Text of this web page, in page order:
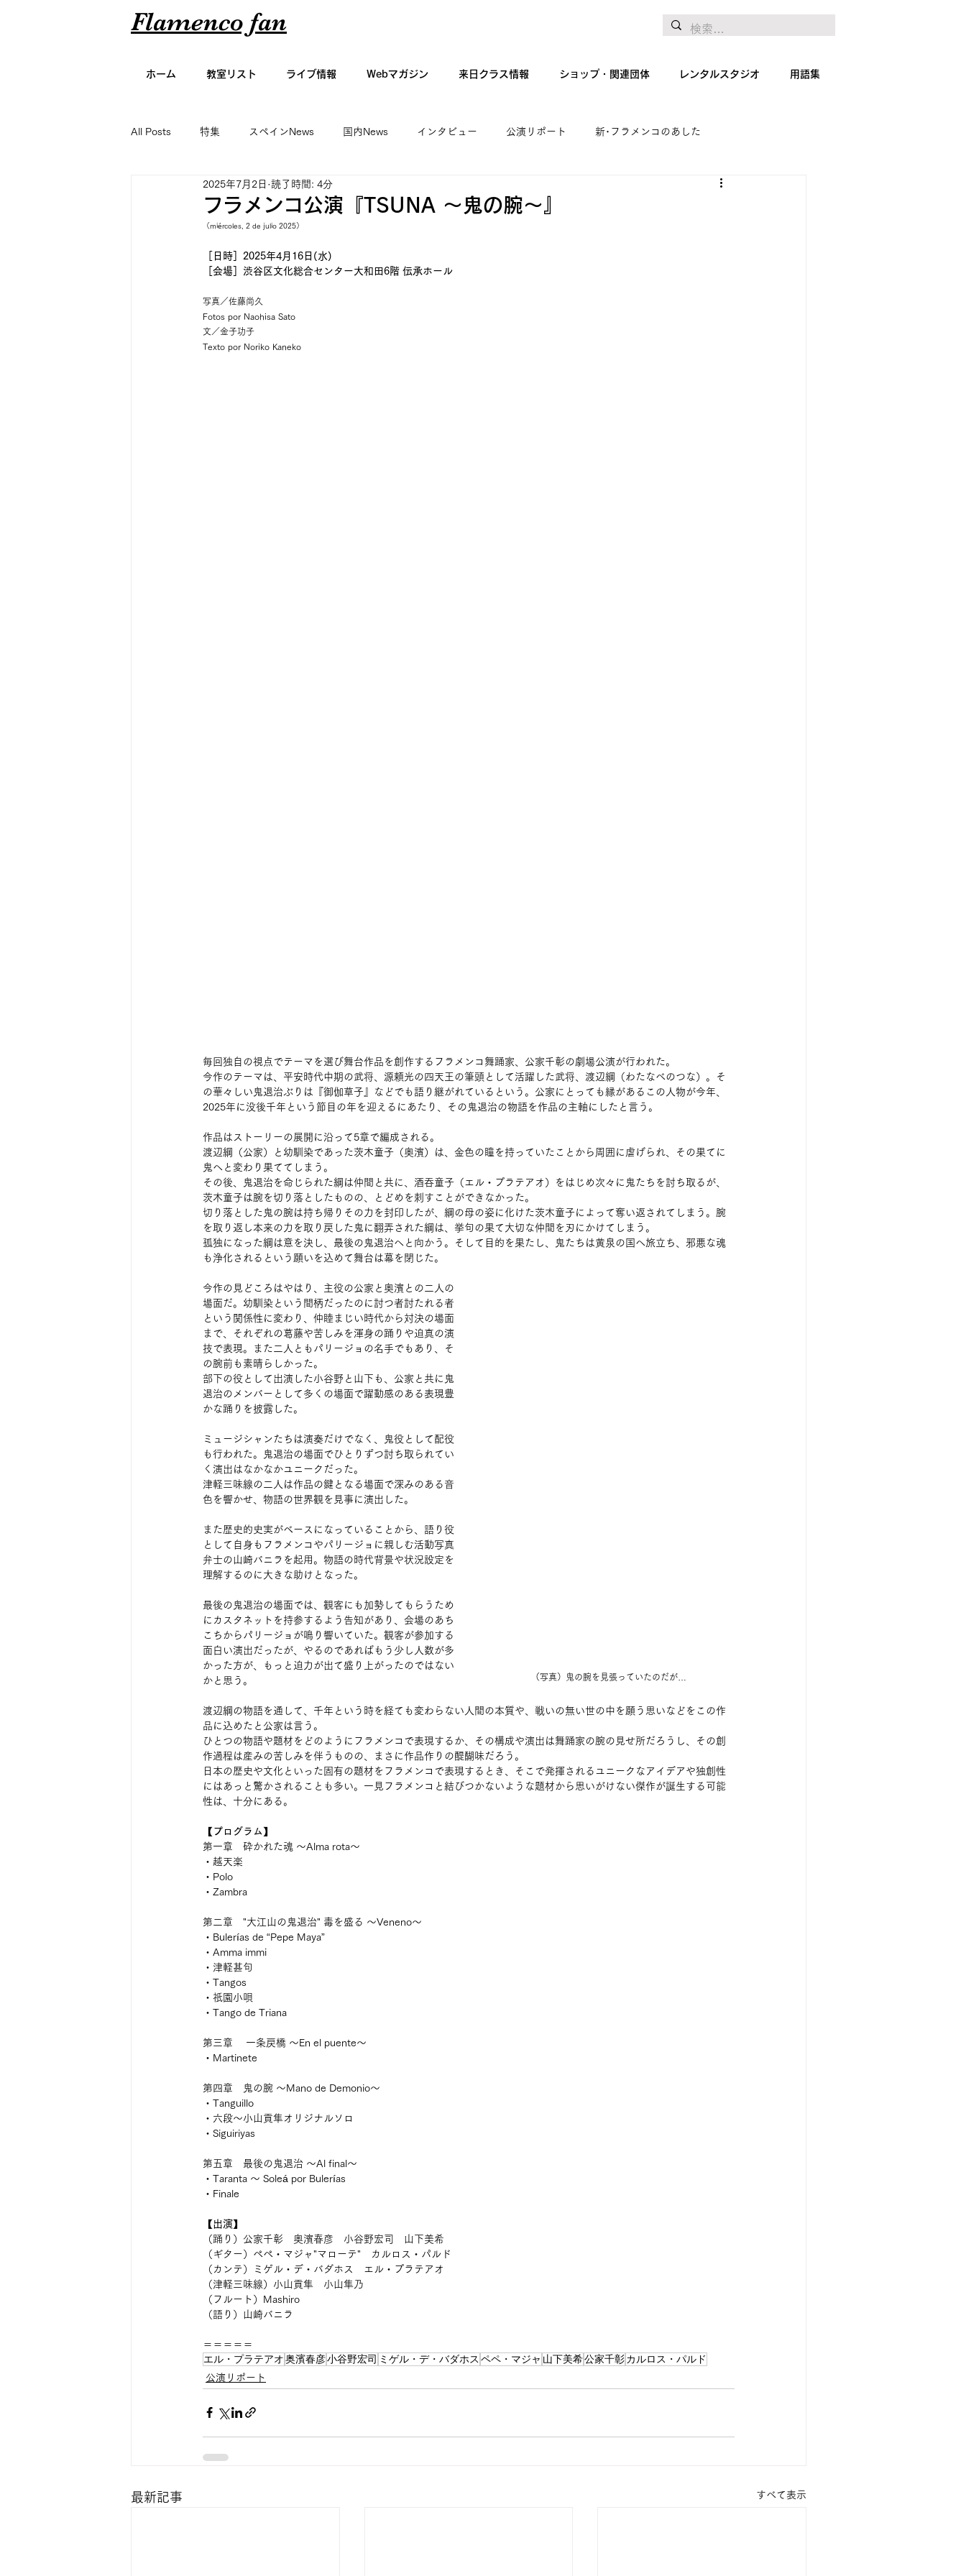
Flamenco fan
ホーム 教室リスト ライブ情報 Webマガジン 来日クラス情報 ショップ・関連団体 レンタルスタジオ 用語集
All Posts 特集 スペインNews 国内News インタビュー 公演リポート 新･フラメンコのあした
アーティスト名鑑 エッセイ 絵画
フラメンコ公演『TSUNA 〜鬼の腕〜』
2025年7月2日 読了時間: 4分
（miércoles, 2 de julio 2025）
［日時］2025年4月16日(水)
［会場］渋谷区文化総合センター大和田6階 伝承ホール
写真／佐藤尚久
Fotos por Naohisa Sato
文／金子功子
Texto por Noriko Kaneko
毎回独自の視点でテーマを選び舞台作品を創作するフラメンコ舞踊家、公家千彰の劇場公演が行われた。
今作のテーマは、平安時代中期の武将、源頼光の四天王の筆頭として活躍した武将、渡辺綱（わたなべのつな）。そ
の華々しい鬼退治ぶりは『御伽草子』などでも語り継がれているという。公家にとっても縁があるこの人物が今年、
2025年に没後千年という節目の年を迎えるにあたり、その鬼退治の物語を作品の主軸にしたと言う。
作品はストーリーの展開に沿って5章で編成される。
渡辺綱（公家）と幼馴染であった茨木童子（奥濱）は、金色の瞳を持っていたことから周囲に虐げられ、その果てに
鬼へと変わり果ててしまう。
その後、鬼退治を命じられた綱は仲間と共に、酒吞童子（エル・プラテアオ）をはじめ次々に鬼たちを討ち取るが、
茨木童子は腕を切り落としたものの、とどめを刺すことができなかった。
切り落とした鬼の腕は持ち帰りその力を封印したが、綱の母の姿に化けた茨木童子によって奪い返されてしまう。腕
を取り返し本来の力を取り戻した鬼に翻弄された綱は、挙句の果て大切な仲間を刃にかけてしまう。
孤独になった綱は意を決し、最後の鬼退治へと向かう。そして目的を果たし、鬼たちは黄泉の国へ旅立ち、邪悪な魂
も浄化されるという願いを込めて舞台は幕を閉じた。
（写真）鬼の腕を見張っていたのだが…
今作の見どころはやはり、主役の公家と奥濱との二人の
場面だ。幼馴染という間柄だったのに討つ者討たれる者
という関係性に変わり、仲睦まじい時代から対決の場面
まで、それぞれの葛藤や苦しみを渾身の踊りや迫真の演
技で表現。また二人ともパリージョの名手でもあり、そ
の腕前も素晴らしかった。
部下の役として出演した小谷野と山下も、公家と共に鬼
退治のメンバーとして多くの場面で躍動感のある表現豊
かな踊りを披露した。
ミュージシャンたちは演奏だけでなく、鬼役として配役
も行われた。鬼退治の場面でひとりずつ討ち取られてい
く演出はなかなかユニークだった。
津軽三味線の二人は作品の鍵となる場面で深みのある音
色を響かせ、物語の世界観を見事に演出した。
また歴史的史実がベースになっていることから、語り役
として自身もフラメンコやパリージョに親しむ活動写真
弁士の山崎バニラを起用。物語の時代背景や状況設定を
理解するのに大きな助けとなった。
最後の鬼退治の場面では、観客にも加勢してもらうため
にカスタネットを持参するよう告知があり、会場のあち
こちからパリージョが鳴り響いていた。観客が参加する
面白い演出だったが、やるのであればもう少し人数が多
かった方が、もっと迫力が出て盛り上がったのではない
かと思う。
渡辺綱の物語を通して、千年という時を経ても変わらない人間の本質や、戦いの無い世の中を願う思いなどをこの作
品に込めたと公家は言う。
ひとつの物語や題材をどのようにフラメンコで表現するか、その構成や演出は舞踊家の腕の見せ所だろうし、その創
作過程は産みの苦しみを伴うものの、まさに作品作りの醍醐味だろう。
日本の歴史や文化といった固有の題材をフラメンコで表現するとき、そこで発揮されるユニークなアイデアや独創性
にはあっと驚かされることも多い。一見フラメンコと結びつかないような題材から思いがけない傑作が誕生する可能
性は、十分にある。
【プログラム】
第一章　砕かれた魂 ～Alma rota～
・越天楽
・Polo
・Zambra
第二章　"大江山の鬼退治" 毒を盛る ～Veneno～
・Bulerías de “Pepe Maya”
・Amma immi
・津軽甚句
・Tangos
・祇園小唄
・Tango de Triana
第三章　 一条戻橋 ～En el puente～
・Martinete
第四章　鬼の腕 ～Mano de Demonio～
・Tanguillo
・六段～小山貢隼オリジナルソロ
・Siguiriyas
第五章　最後の鬼退治 ～Al final～
・Taranta ～ Soleá por Bulerías
・Finale
【出演】
（踊り）公家千彰　奥濱春彦　小谷野宏司　山下美希
（ギター）ぺぺ・マジャ"マローテ"　カルロス・パルド
（カンテ）ミゲル・デ・バダホス　エル・プラテアオ
（津軽三味線）小山貢隼　小山隼乃
（フルート）Mashiro
（語り）山崎バニラ
＝＝＝＝＝
エル・プラテアオ奥濱春彦小谷野宏司 ミゲル・デ・バダホス ペペ・マジャ 山下美希公家千彰カルロス・パルド
公演リポート
最新記事 すべて表示